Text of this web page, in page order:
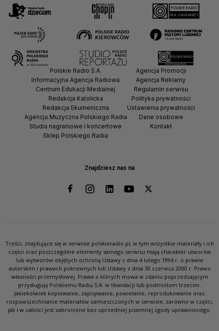
Znajdziesz nas na
Polskie Radio S.A.
Informacyjna Agencja Radiowa
Centrum Edukacji Medialnej
Redakcja Katolicka
Redakcja Ekumeniczna
Agencja Muzyczna Polskiego Radia
Studia nagraniowe i koncertowe
Sklep Polskiego Radia
Agencja Promocji
Agencja Reklamy
Regulamin serwisu
Polityka prywatności
Ustawienia prywatności
Dane osobowe
Kontakt
Treści, znajdujące się w serwisie polskieradio.pl, w tym wszystkie materiały i ich
części oraz poszczególne elementy samego serwisu mają charakter utworów
lub wytworów objętych ochroną Ustawy z dnia 4 lutego 1994 r. o prawie
autorskim i prawach pokrewnych lub Ustawy z dnia 30 czerwca 2000 r. Prawo
własności przemysłowej. Prawa o których mowa w zdaniu poprzedzającym
przysługują Polskiemu Radiu S.A. w likwidacji lub podmiotom trzecim.
Jakiekolwiek kopiowanie, zapisywanie, powielanie, reprodukowanie oraz
rozpowszechnianie materiałów zamieszczonych w serwisie, zarówno w części,
jak i w całości jest zabronione bez uprzedniej pisemnej zgody uprawnionego.